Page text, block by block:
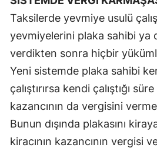
Taksilerde yevmiye usulü
yevmiyelerini plaka sahibi ya
verdikten sonra hiçbir
Yeni sistemde plaka sahibi
çalıştırırsa kendi çalıştığı
kazancının da vergisini
Bunun dışında plakasını
kiracının kazancının vergisi